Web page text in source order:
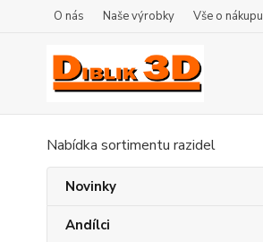
O nás Naše výrobky Vše o nákupu
Nabídka sortimentu razidel
Novinky
Andílci